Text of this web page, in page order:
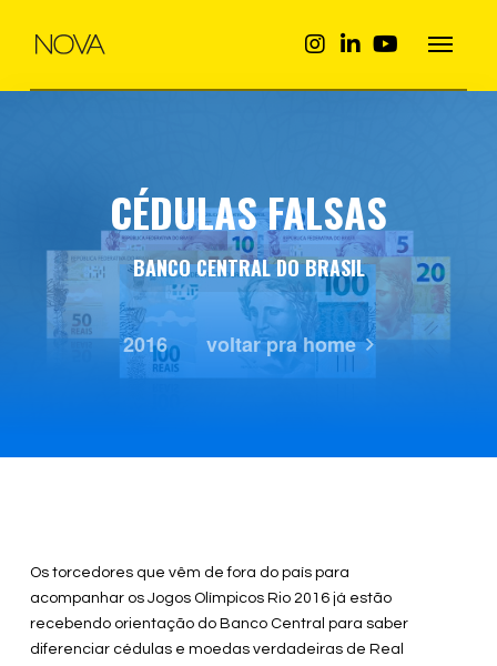
CÉDULAS FALSAS
BANCO CENTRAL DO BRASIL
2016 voltar pra home
Os torcedores que vêm de fora do país para
acompanhar os Jogos Olímpicos Rio 2016 já estão
recebendo orientação do Banco Central para saber
diferenciar cédulas e moedas verdadeiras de Real